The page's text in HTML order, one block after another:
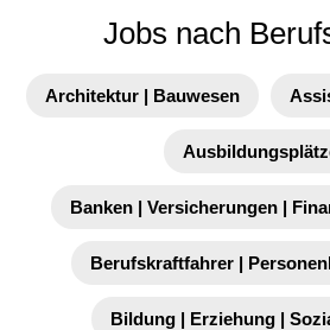
Jobs nach
Architektur | Bauwesen
Banken | Versicherungen |
Berufskraftfahrer |
Bildung | Erziehung |